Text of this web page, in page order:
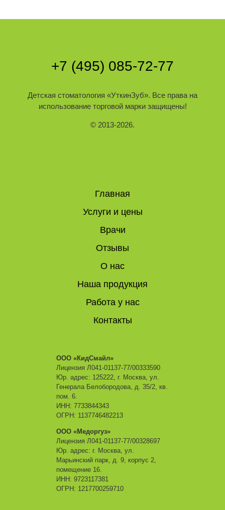
+7 (495) 085-72-77
Детская стоматология «УткинЗуб». Все права на
использование торговой марки защищены!
© 2013-2026.
Главная
Услуги и цены
Врачи
Отзывы
О нас
Наша продукция
Работа у нас
Контакты
ООО «КидСмайл»
Лицензия Л041-01137-77/00333590
Юр. адрес: 125222, г. Москва, ул.
Генерала Белобородова, д. 35/2, кв.
пом. 6.
ИНН: 7733844343
ОГРН: 1137746482213
ООО «Медоргуз»
Лицензия Л041-01137-77/00328697
Юр. адрес: г. Москва, ул.
Марьинский парк, д. 9, корпус 2,
помещение 16.
ИНН: 9723117381
ОГРН: 1217700259710